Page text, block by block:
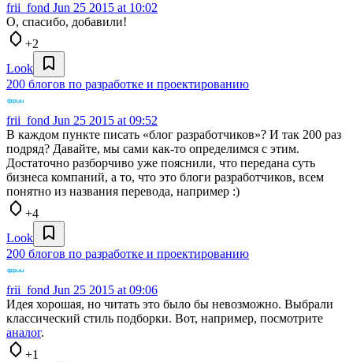
frii_fond Jun 25 2015 at 10:02
О, спасибо, добавили!
+2
Look
200 блогов по разработке и проектированию
frii_fond Jun 25 2015 at 09:52
В каждом пункте писать «блог разработчиков»? И так 200 раз
подряд? Давайте, мы сами как-то определимся с этим.
Достаточно разборчиво уже пояснили, что передана суть
бизнеса компаний, а то, что это блоги разработчиков, всем
понятно из названия перевода, например :)
+4
Look
200 блогов по разработке и проектированию
frii_fond Jun 25 2015 at 09:06
Идея хорошая, но читать это было бы невозможно. Выбрали
классический стиль подборки. Вот, например, посмотрите
аналог.
+1